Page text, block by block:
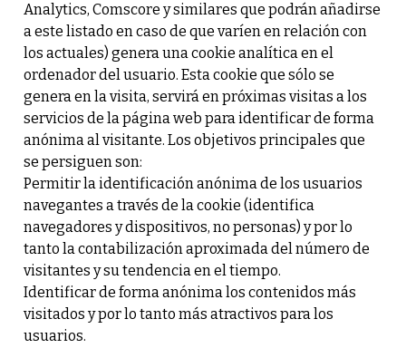
Analytics, Comscore y similares que podrán añadirse
a este listado en caso de que varíen en relación con
los actuales) genera una cookie analítica en el
ordenador del usuario. Esta cookie que sólo se
genera en la visita, servirá en próximas visitas a los
servicios de la página web para identificar de forma
anónima al visitante. Los objetivos principales que
se persiguen son:
Permitir la identificación anónima de los usuarios
navegantes a través de la cookie (identifica
navegadores y dispositivos, no personas) y por lo
tanto la contabilización aproximada del número de
visitantes y su tendencia en el tiempo.
Identificar de forma anónima los contenidos más
visitados y por lo tanto más atractivos para los
usuarios.